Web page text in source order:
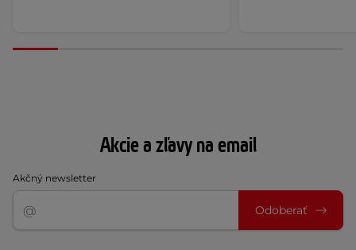
Akcie a zľavy na email
Akčný newsletter
Odoberať